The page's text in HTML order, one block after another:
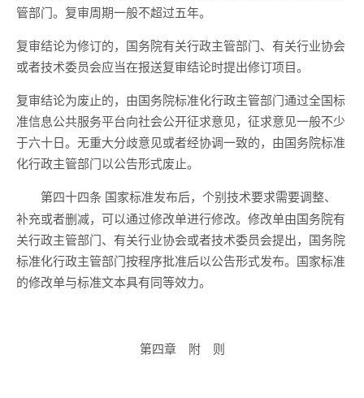
管部门。复审周期一般不超过五年。
复审结论为修订的，国务院有关行政主管部门、有关行业协会
或者技术委员会应当在报送复审结论时提出修订项目。
复审结论为废止的，由国务院标准化行政主管部门通过全国标
准信息公共服务平台向社会公开征求意见，征求意见一般不少
于六十日。无重大分歧意见或者经协调一致的，由国务院标准
化行政主管部门以公告形式废止。
第四十四条 国家标准发布后，个别技术要求需要调整、
补充或者删减，可以通过修改单进行修改。修改单由国务院有
关行政主管部门、有关行业协会或者技术委员会提出，国务院
标准化行政主管部门按程序批准后以公告形式发布。国家标准
的修改单与标准文本具有同等效力。
第四章 附 则